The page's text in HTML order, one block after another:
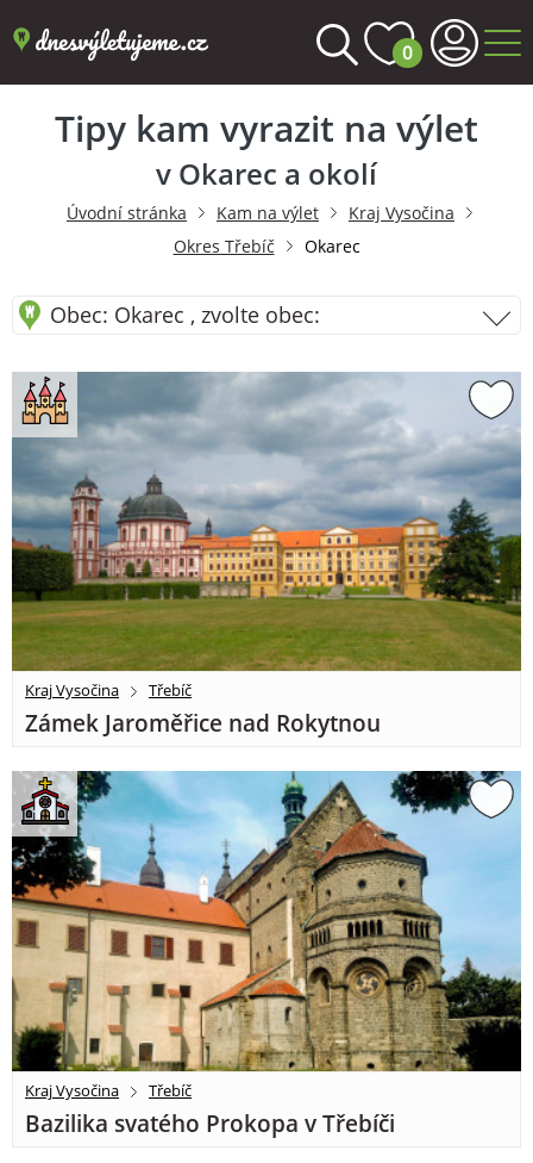
0
Tipy kam vyrazit na výlet
v Okarec a okolí
Úvodní stránka Kam na výlet
Kraj Vysočina
Okres Třebíč
Okarec
Obec: Okarec , zvolte obec:
Kraj Vysočina Třebíč
Zámek Jaroměřice nad Rokytnou
Kraj Vysočina Třebíč
Bazilika svatého Prokopa v Třebíči